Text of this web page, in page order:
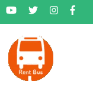
تخطى
إلى